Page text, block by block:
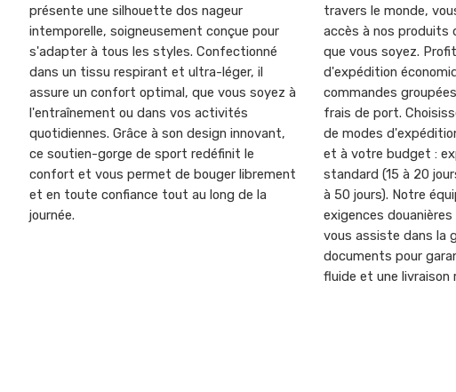
présente une silhouette dos nageur
intemporelle, soigneusement conçue pour
s'adapter à tous les styles. Confectionné
dans un tissu respirant et ultra-léger, il
assure un confort optimal, que vous soyez à
l'entraînement ou dans vos activités
quotidiennes. Grâce à son design innovant,
ce soutien-gorge de sport redéfinit le
confort et vous permet de bouger librement
et en toute confiance tout au long de la
journée.
travers le monde,
accès à nos produits
que vous soyez.
d'expédition
commandes
frais de port.
de modes
et à votre budget :
standard (15 à 20
à 50 jours). Notre
exigences
vous assiste dans la
documents pour
fluide et une livraison